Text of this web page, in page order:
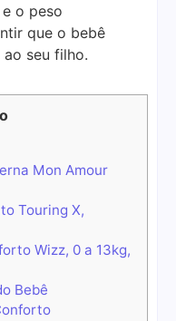
o peso
que o bebê
seu filho.
Mon Amour
Touring X,
Wizz, 0 a 13kg,
Bebê